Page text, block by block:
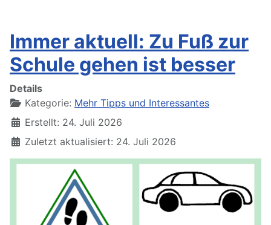
Immer aktuell: Zu Fuß zur
Schule gehen ist besser
Details
Kategorie: Mehr Tipps und Interessantes
Erstellt: 24. Juli 2026
Zuletzt aktualisiert: 24. Juli 2026